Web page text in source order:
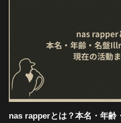
nas rapperとは？本名・年齢